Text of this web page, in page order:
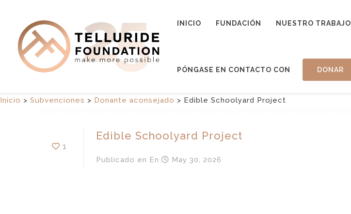
INICIO FUNDACIÓN NUESTRO TRABAJO
PÓNGASE EN CONTACTO CON DONAR
Inicio > Subvenciones > Donante aconsejado > Edible Schoolyard Project
1
Edible Schoolyard Project
Publicado en En May 30, 2026